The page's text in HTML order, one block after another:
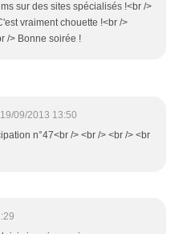
sur des sites spécialisés !<br />
vraiment chouette !<br />
/> Bonne soirée !
19/09/2013 13:50
n°47<br /> <br /> <br /> <br